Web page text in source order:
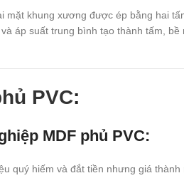
khung xương được ép bằng hai
áp suất trung bình tạo thành tấm,
PVC:
MDF phủ PVC:
quý hiếm và đắt tiền nhưng giá